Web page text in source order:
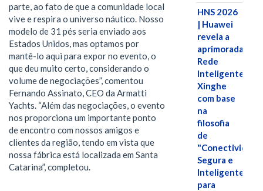
parte, ao fato de que a comunidade local
vive e respira o universo náutico. Nosso
modelo de 31 pés seria enviado aos
Estados Unidos, mas optamos por
mantê-lo aqui para expor no evento, o
que deu muito certo, considerando o
volume de negociações”, comentou
Fernando Assinato, CEO da Armatti
Yachts. “Além das negociações, o evento
nos proporciona um importante ponto
de encontro com nossos amigos e
clientes da região, tendo em vista que
nossa fábrica está localizada em Santa
Catarina”, completou.
HNS 2026
| Huawei
revela a
aprimorada
Rede
Inteligente
Xinghe
com base
na
filosofia
de
"Conectividade
Segura e
Inteligente"
para